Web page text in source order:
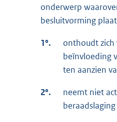
onderwerp
besluitvorming
1°.
onthoudt zich
beïnvloeding
ten aanzien
2°.
neemt niet